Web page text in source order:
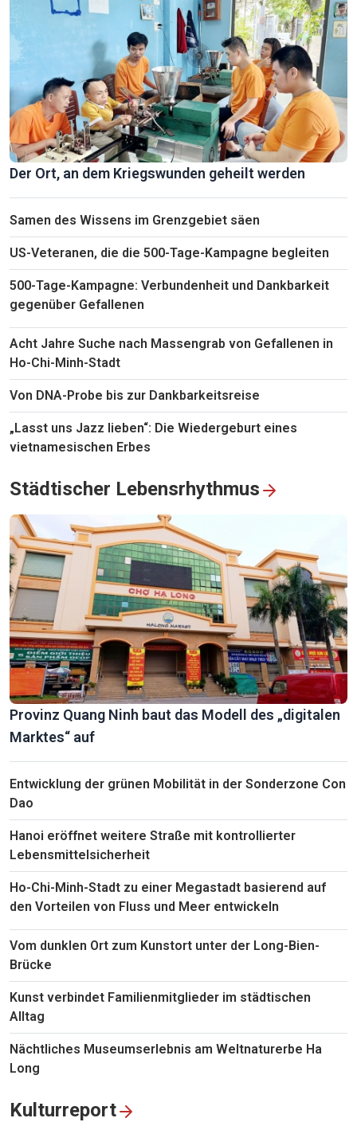
Der Ort, an dem Kriegswunden geheilt werden
Samen des Wissens im Grenzgebiet säen
US-Veteranen, die die 500-Tage-Kampagne begleiten
500-Tage-Kampagne: Verbundenheit und Dankbarkeit
gegenüber Gefallenen
Acht Jahre Suche nach Massengrab von Gefallenen in
Ho-Chi-Minh-Stadt
Von DNA-Probe bis zur Dankbarkeitsreise
„Lasst uns Jazz lieben“: Die Wiedergeburt eines
vietnamesischen Erbes
Städtischer Lebensrhythmus
Provinz Quang Ninh baut das Modell des „digitalen
Marktes“ auf
Entwicklung der grünen Mobilität in der Sonderzone Con
Dao
Hanoi eröffnet weitere Straße mit kontrollierter
Lebensmittelsicherheit
Ho-Chi-Minh-Stadt zu einer Megastadt basierend auf
den Vorteilen von Fluss und Meer entwickeln
Vom dunklen Ort zum Kunstort unter der Long-Bien-
Brücke
Kunst verbindet Familienmitglieder im städtischen
Alltag
Nächtliches Museumserlebnis am Weltnaturerbe Ha
Long
Kulturreport